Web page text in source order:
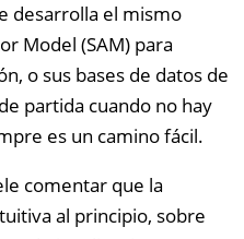
desarrolla el mismo
Model (SAM) para
o sus bases de datos de
partida cuando no hay
es un camino fácil.
comentar que la
al principio, sobre